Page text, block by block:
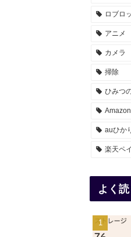
ロブロ
アニメ
カメラ
掃除
ひみつ
auひか
楽天ペイ
よく